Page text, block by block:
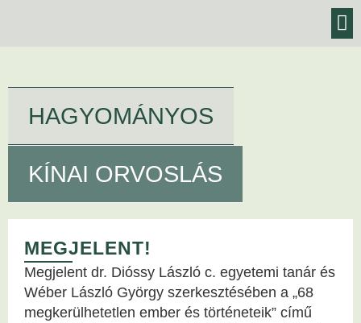
HAGYOMÁNYOS
KÍNAI ORVOSLÁS
MEGJELENT!
Megjelent dr. Dióssy László c. egyetemi tanár és
Wéber László György szerkesztésében a „68
megkerülhetetlen ember és történeteik” című